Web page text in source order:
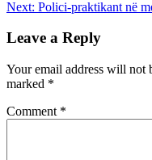
Next: Polici-praktikant në
Leave a Reply
Your email address will not
marked *
Comment *